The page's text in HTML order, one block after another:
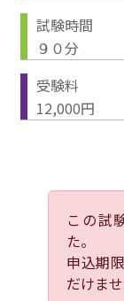
試験時間
９０分
受験料
12,000円
この試
た。
申込期
だけませ